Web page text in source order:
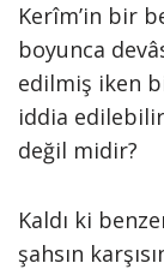
Kerîm’in bir
boyunca
edilmiş iken
iddia
değil midir?
Kaldı ki
şahsın